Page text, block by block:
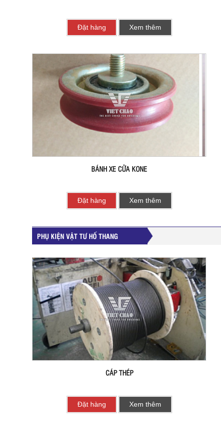
Đặt hàng Xem thêm
BÁNH XE CỬA KONE
Đặt hàng Xem thêm
PHỤ KIỆN VẬT TƯ HỐ THANG
CÁP THÉP
Đặt hàng Xem thêm